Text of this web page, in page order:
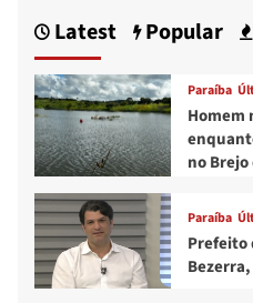
Latest Popular
Paraíba
Homem
no Brejo
Paraíba
Prefeito